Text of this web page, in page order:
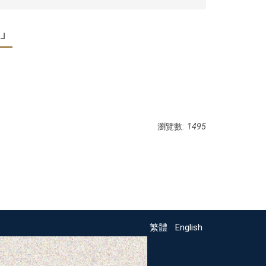
瀏覽數: 1495
繁體 English